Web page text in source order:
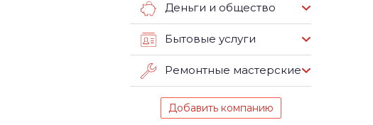
Деньги и общество
Бытовые услуги
Ремонтные мастерские
Добавить компанию